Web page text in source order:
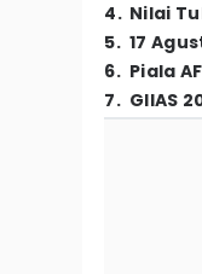
4. Nilai
5. 17
6. Piala
7. GIIAS